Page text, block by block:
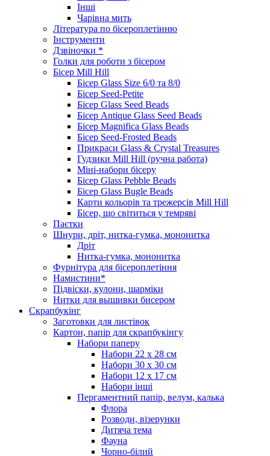
Інші
Чарівна мить
Література по бісероплетінню
Інструменти
Дзвіночки *
Голки для роботи з бісером
Бісер Mill Hill
Бісер Glass Size 6/0 та 8/0
Бісер Seed-Petite
Бісер Glass Seed Beads
Бісер Antique Glass Seed Beads
Бісер Magnifica Glass Beads
Бісер Seed-Frosted Beads
Прикраси Glass & Crystal Treasures
Гудзики Mill Hill (ручна работа)
Міні-набори бісеру
Бісер Glass Pebble Beads
Бісер Glass Bugle Beads
Карти кольорів та трежерсів Mill Hill
Бісер, що світиться у темряві
Паєтки
Шнури, дріт, нитка-гумка, мононитка
Дріт
Нитка-гумка, мононитка
Фурнітура для бісероплетіння
Намистини*
Підвіски, кулони, шарміки
Нитки для вышивки бисером
Скрапбукінг
Заготовки для листівок
Картон, папір для скрапбукінгу
Набори паперу
Набори 22 х 28 см
Набори 30 х 30 см
Набори 12 х 17 см
Набори інші
Пергаментний папір, велум, калька
Флора
Розводи, візерунки
Дитяча тема
Фауна
Чорно-білий